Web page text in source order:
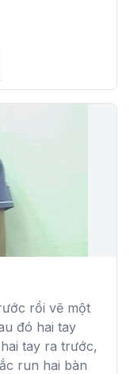
rồi vẽ một
đó hai tay
tay ra trước,
run hai bàn